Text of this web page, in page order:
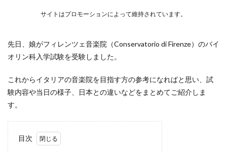
サイトはプロモーションによって維持されています。
先日、娘がフィレンツェ音楽院（Conservatorio di Firenze）のバイ
オリン科入学試験を受験しました。
これからイタリアの音楽院を目指す方の参考になればと思い、試
験内容や当日の様子、日本との違いなどをまとめてご紹介しま
す。
目次